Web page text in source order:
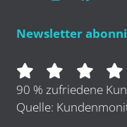
Newsletter
90 % zufriedene
Quelle: